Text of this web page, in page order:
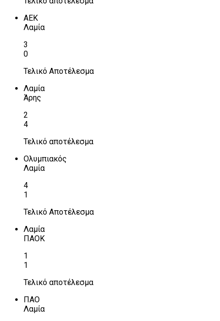
ΑΕΚ
Λαμία
3
0
Τελικό Αποτέλεσμα
Λαμία
Άρης
2
4
Τελικό αποτέλεσμα
Ολυμπιακός
Λαμία
4
1
Τελικό Αποτέλεσμα
Λαμία
ΠΑΟΚ
1
1
Τελικό αποτέλεσμα
ΠΑΟ
Λαμία